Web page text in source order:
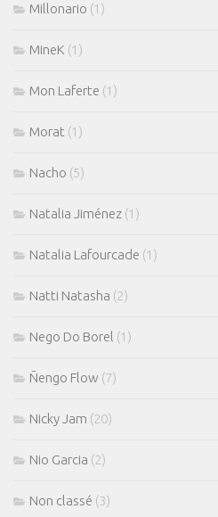
Millonario (1)
MineK (1)
Mon Laferte (1)
Morat (1)
Nacho (5)
Natalia Jiménez (1)
Natalia Lafourcade (1)
Natti Natasha (2)
Nego Do Borel (1)
Ñengo Flow (7)
Nicky Jam (20)
Nio Garcia (2)
Non classé (3)